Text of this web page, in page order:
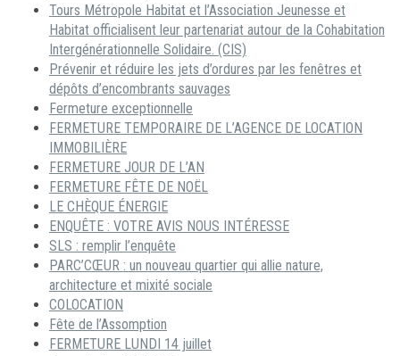
Tours Métropole Habitat et l’Association Jeunesse et
Habitat officialisent leur partenariat autour de la Cohabitation
Intergénérationnelle Solidaire. (CIS)
Prévenir et réduire les jets d’ordures par les fenêtres et
dépôts d’encombrants sauvages
Fermeture exceptionnelle
FERMETURE TEMPORAIRE DE L’AGENCE DE LOCATION
IMMOBILIÈRE
FERMETURE JOUR DE L’AN
FERMETURE FÊTE DE NOËL
LE CHÈQUE ÉNERGIE
ENQUÊTE : VOTRE AVIS NOUS INTÉRESSE
SLS : remplir l’enquête
PARC’CŒUR : un nouveau quartier qui allie nature,
architecture et mixité sociale
COLOCATION
Fête de l’Assomption
FERMETURE LUNDI 14 juillet